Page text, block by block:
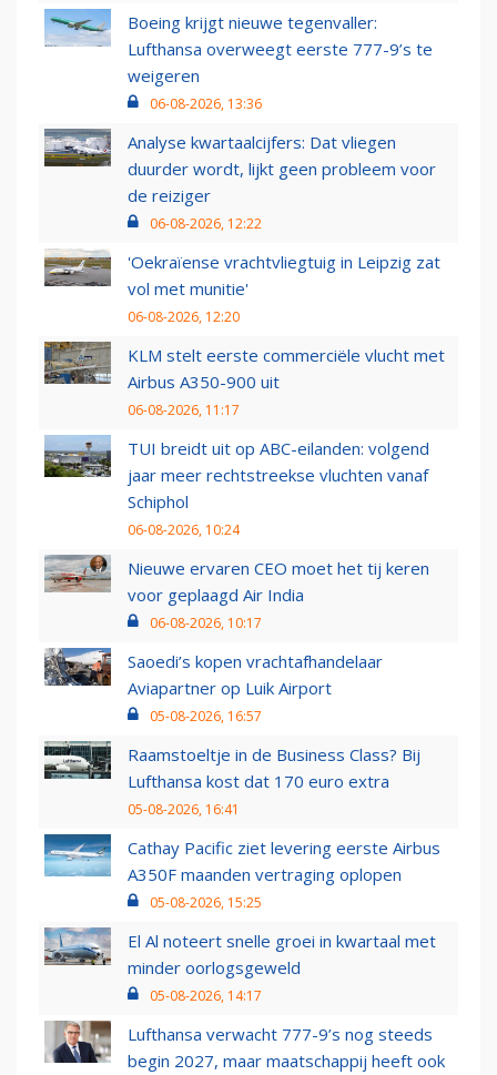
Boeing krijgt nieuwe tegenvaller:
Lufthansa overweegt eerste 777-9’s te
weigeren
06-08-2026, 13:36
Analyse kwartaalcijfers: Dat vliegen
duurder wordt, lijkt geen probleem voor
de reiziger
06-08-2026, 12:22
'Oekraïense vrachtvliegtuig in Leipzig zat
vol met munitie'
06-08-2026, 12:20
KLM stelt eerste commerciële vlucht met
Airbus A350-900 uit
06-08-2026, 11:17
TUI breidt uit op ABC-eilanden: volgend
jaar meer rechtstreekse vluchten vanaf
Schiphol
06-08-2026, 10:24
Nieuwe ervaren CEO moet het tij keren
voor geplaagd Air India
06-08-2026, 10:17
Saoedi’s kopen vrachtafhandelaar
Aviapartner op Luik Airport
05-08-2026, 16:57
Raamstoeltje in de Business Class? Bij
Lufthansa kost dat 170 euro extra
05-08-2026, 16:41
Cathay Pacific ziet levering eerste Airbus
A350F maanden vertraging oplopen
05-08-2026, 15:25
El Al noteert snelle groei in kwartaal met
minder oorlogsgeweld
05-08-2026, 14:17
Lufthansa verwacht 777-9’s nog steeds
begin 2027, maar maatschappij heeft ook